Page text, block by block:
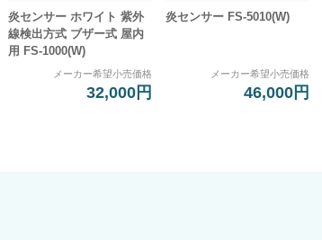
炎センサー ホワイト 紫外
線検出方式 ブザー式 屋内
用 FS-1000(W)
メーカー希望小売価格
32,000円
炎センサー FS-5010(W)
メーカー希望小売価格
46,000円